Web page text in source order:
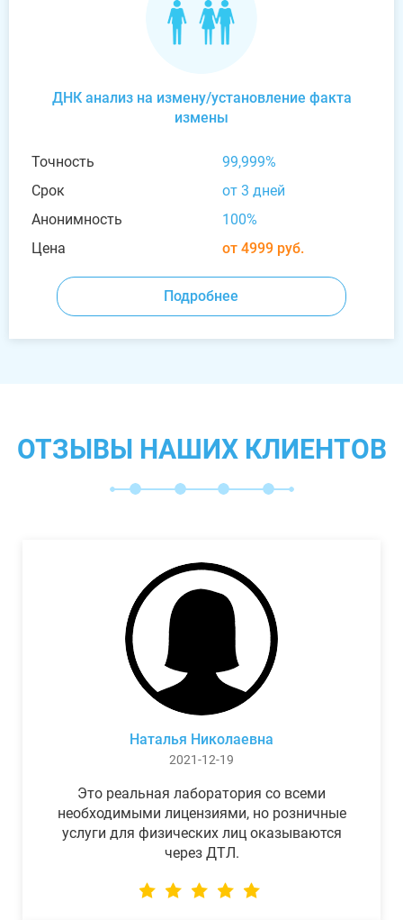
ДНК анализ на измену/установление факта
измены
Точность
99,999%
Срок
от 3 дней
Анонимность
100%
Цена
от 4999 руб.
Подробнее
ОТЗЫВЫ НАШИХ КЛИЕНТОВ
Наталья Николаевна
2021-12-19
Это реальная лаборатория со всеми
необходимыми лицензиями, но розничные
услуги для физических лиц оказываются
через ДТЛ.